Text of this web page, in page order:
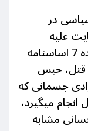
در
علیه
بشریت است و به موجب چندبند ماده 7 اساسنامه
قتل، حبس
جسمانی که
میگیرد،
مشابه